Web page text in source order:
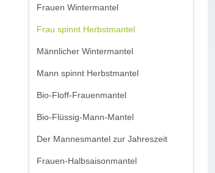
Frauen Wintermantel
Frau spinnt Herbstmantel
Männlicher Wintermantel
Mann spinnt Herbstmantel
Bio-Floff-Frauenmantel
Bio-Flüssig-Mann-Mantel
Der Mannesmantel zur Jahreszeit
Frauen-Halbsaisonmantel